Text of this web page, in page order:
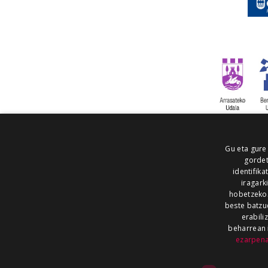
ALEA
Gu eta
hobetzeko.
beste
beharrean